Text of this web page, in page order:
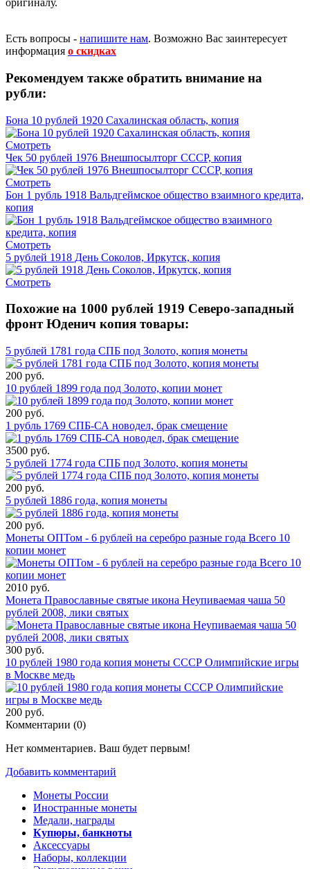
оригиналу.
Есть вопросы - напишите нам. Возможно Вас заинтересует
информация о скидках
Рекомендуем также обратить внимание на
рубли:
Бона 10 рублей 1920 Сахалинская область, копия
Смотреть
Чек 50 рублей 1976 Внешпосылторг СССР, копия
Смотреть
Бон 1 рубль 1918 Вальдгеймское общество взаимного кредита,
копия
Смотреть
5 рублей 1918 День Соколов, Иркутск, копия
Смотреть
Похожие на 1000 рублей 1919 Северо-западный
фронт Юденич копия товары:
5 рублей 1781 года СПБ под Золото, копия монеты
200 руб.
10 рублей 1899 года под Золото, копии монет
200 руб.
1 рубль 1769 СПБ-СА новодел, брак смещение
3500 руб.
5 рублей 1774 года СПБ под Золото, копия монеты
200 руб.
5 рублей 1886 года, копия монеты
200 руб.
Монеты ОПТом - 6 рублей на серебро разные года Всего 10
копии монет
2010 руб.
Монета Православные святые икона Неупиваемая чаша 50
рублей 2008, лики святых
300 руб.
10 рублей 1980 года копия монеты СССР Олимпийские игры
в Москве медь
200 руб.
Комментарии (0)
Нет комментариев. Ваш будет первым!
Добавить комментарий
Монеты России
Иностранные монеты
Медали, награды
Купюры, банкноты
Аксессуары
Наборы, коллекции